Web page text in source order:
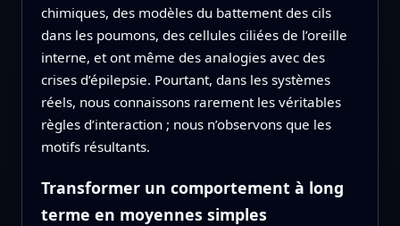
chimiques, des modèles du battement des cils
dans les poumons, des cellules ciliées de l’oreille
interne, et ont même des analogies avec des
crises d’épilepsie. Pourtant, dans les systèmes
réels, nous connaissons rarement les véritables
règles d’interaction ; nous n’observons que les
motifs résultants.
Transformer un comportement à long
terme en moyennes simples